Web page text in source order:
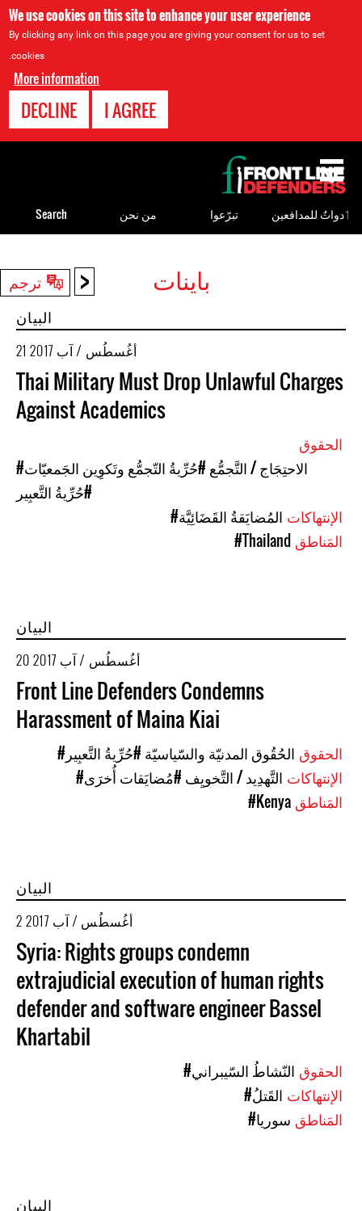
We use cookies on this site to enhance your user experience
By clicking any link on this page you are giving your consent for us to set
cookies.
More information
I AGREE
DECLINE
< ترجم باينات
البيان
21 أغُسطُس / آب 2017
Thai Military Must Drop Unlawful Charges
Against Academics
#الاحتِجَاج / التَّجمُّع #حُرِّيةُ التّجمُّع وتَكوِين الجَمعيّات
#حُرِّيةُ التَّعبِير
#المُضايَقةُ القَضَائِيَّة
#Thailand
البيان
20 أغُسطُس / آب 2017
Front Line Defenders Condemns
Harassment of Maina Kiai
#الحُقُوق المدنيّة والسّياسيّة #حُرِّيةُ التَّعبِير
#التَّهدِيد / التَّخويِف #مُضايَقات أُخرَى
#Kenya
البيان
2 أغُسطُس / آب 2017
Syria: Rights groups condemn
extrajudicial execution of human rights
defender and software engineer Bassel
Khartabil
#النّشاطُ السّيبراني
#القَتلُ
#سوريا
البيان
to
top
ٲدواتٌ للمدافعين تبرّعوا من نحن Search